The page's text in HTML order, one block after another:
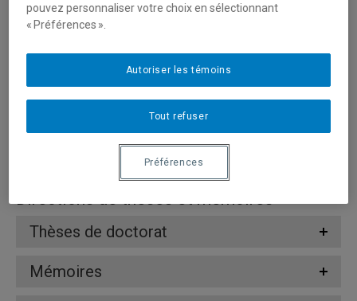
Unité:Département de mathématiques
: (514) 987-3000 poste 2807
Enseignement
Directions de thèses et mémoires
Thèses de doctorat
Mémoires
pouvez personnaliser votre choix en sélectionnant
« Préférences ».
Tout refuser
Autoriser les témoins
Préférences